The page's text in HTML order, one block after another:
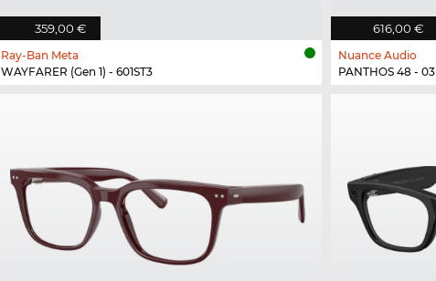
359,00 €
Ray-Ban Meta
WAYFARER (Gen 1) - 601ST3
616,00 €
Nuance Audio
PANTHOS 48 - 03